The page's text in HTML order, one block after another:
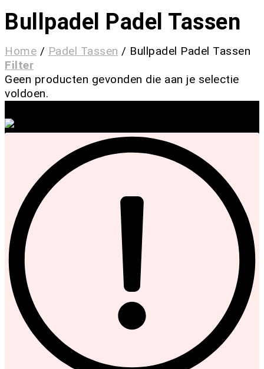
Bullpadel Padel Tassen
Home / Padel Tassen / Bullpadel Padel Tassen
Filter
Geen producten gevonden die aan je selectie
voldoen.